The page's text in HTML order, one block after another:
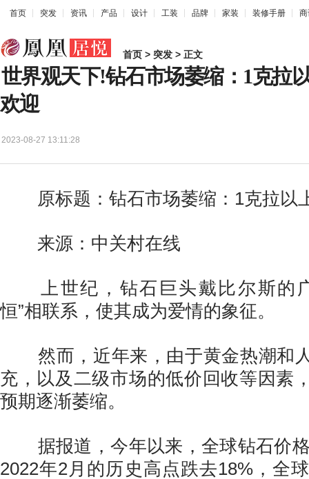
首页 突发 资讯 产品 设计 工装 品牌 家装 装修手册
首页 > 突发 > 正文
世界观天下!钻石市场萎缩：1克拉
欢迎
2023-08-27 13:11:28
原标题：钻石市场萎缩：1克拉以
来源：中关村在线
上世纪，钻石巨头戴比尔斯的
恒”相联系，使其成为爱情的象征。
然而，近年来，由于黄金热潮和
充，以及二级市场的低价回收等因素
预期逐渐萎缩。
据报道，今年以来，全球钻石价格
2022年2月的历史高点跌去18%，全